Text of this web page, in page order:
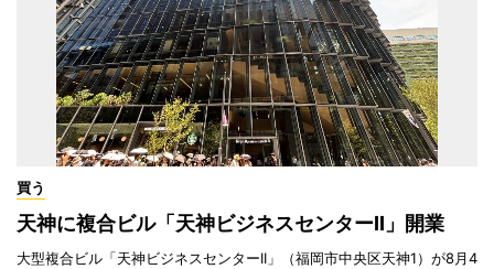
買う
天神に複合ビル「天神ビジネスセンターII」開業
大型複合ビル「天神ビジネスセンターII」（福岡市中央区天神1）が8月4